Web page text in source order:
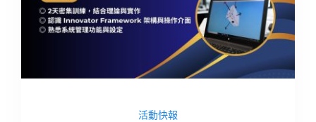
活動快報